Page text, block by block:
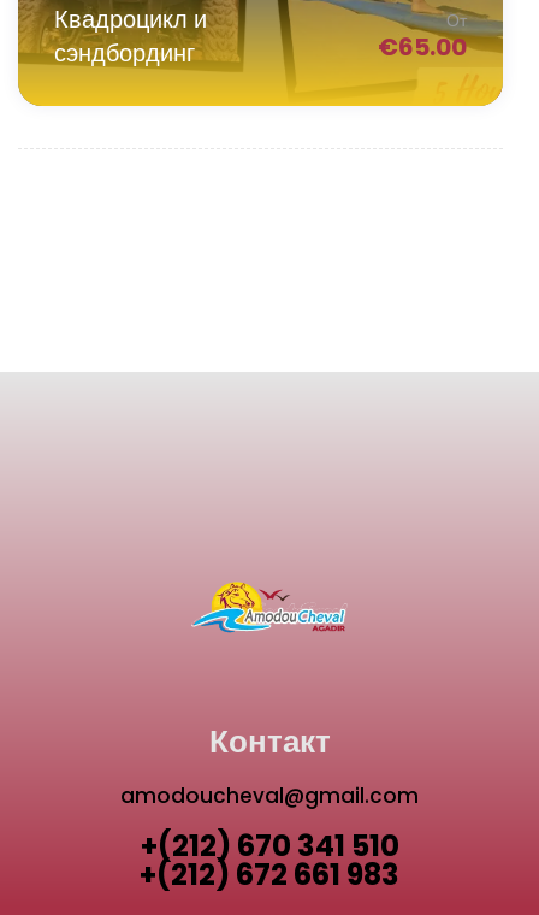
Квадроцикл и
сэндбординг
От
€65.00
Контакт
amodoucheval@gmail.com
+(212) 670 341 510
+(212) 672 661 983